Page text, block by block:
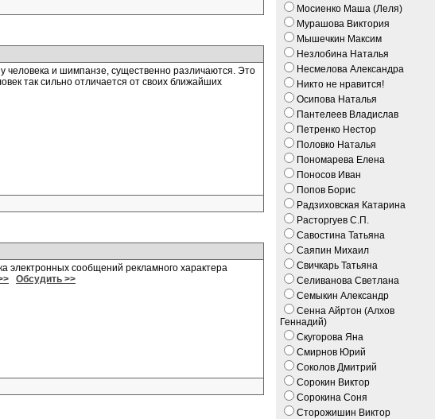
человека и шимпанзе, существенно различаются. Это
так сильно отличается от своих ближайших
электронных сообщений рекламного характера
Обсудить >>
Мосиенко Маша (Леля)
Мурашова Виктория
Мышечкин Максим
Незлобина Наталья
Несмелова Александра
Никто не нравится!
Осипова Наталья
Пантелеев Владислав
Петренко Нестор
Половко Наталья
Пономарева Елена
Поносов Иван
Попов Борис
Радзиховская Катарина
Расторгуев С.П.
Савостина Татьяна
Саяпин Михаил
Свичкарь Татьяна
Селиванова Светлана
Семыкин Александр
Сенна Айртон (Алхов
Геннадий)
Скугорова Яна
Смирнов Юрий
Соколов Дмитрий
Сорокин Виктор
Сорокина Соня
Сторожишин Виктор